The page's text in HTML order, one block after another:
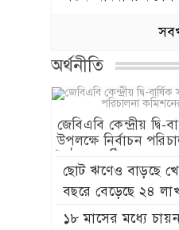
অর্থনীতি
জেবিএবি কেন্দ্রীয়
উপলক্ষে নির্বাচন
বৈঠক অনুষ্ঠিত
ছোট ঋণেও বাড়ছে
বছরে বেড়েছে ২৪
১৮ মাসের মধ্যে